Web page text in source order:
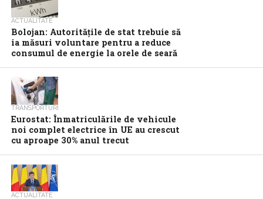
ACTUALITATE
Bolojan: Autoritățile de stat trebuie să
ia măsuri voluntare pentru a reduce
consumul de energie la orele de seară
TRANSPORTURI
Eurostat: Înmatriculările de vehicule
noi complet electrice în UE au crescut
cu aproape 30% anul trecut
ACTUALITATE